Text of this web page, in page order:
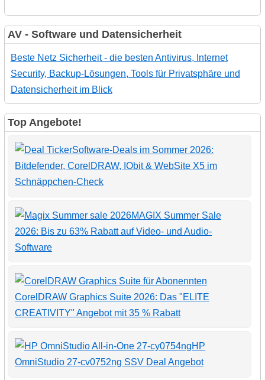
AV - Software und Datensicherheit
Beste Netz Sicherheit - die besten Antivirus, Internet
Security, Backup-Lösungen, Tools für Privatsphäre und
Datensicherheit im Blick
Top Angebote!
Software-Deals im Sommer 2026:
Bitdefender, CorelDRAW, IObit & WebSite X5 im
Schnäppchen-Check
MAGIX Summer Sale
2026: Bis zu 63% Rabatt auf Video- und Audio-
Software
CorelDRAW Graphics Suite 2026: Das "ELITE
CREATIVITY" Angebot mit 35 % Rabatt
HP
OmniStudio 27-cv0752ng SSV Deal Angebot